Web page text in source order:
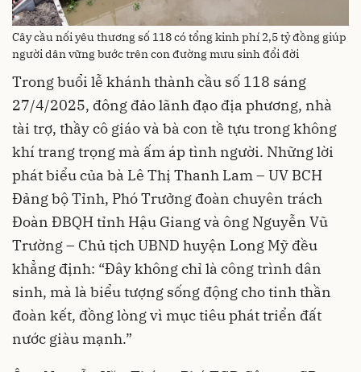
Cây cầu nối yêu thương số 118 có tổng kinh phí 2,5 tỷ đồng giúp
người dân vững bước trên con đường mưu sinh đổi đời
Trong buổi lễ khánh thành cầu số 118 sáng
27/4/2025, đông đảo lãnh đạo địa phương, nhà
tài trợ, thầy cô giáo và bà con tề tựu trong không
khí trang trọng mà ấm áp tình người. Những lời
phát biểu của bà Lê Thị Thanh Lam – UV BCH
Đảng bộ Tỉnh, Phó Trưởng đoàn chuyên trách
Đoàn ĐBQH tỉnh Hậu Giang và ông Nguyễn Vũ
Trường – Chủ tịch UBND huyện Long Mỹ đều
khẳng định: “Đây không chỉ là công trình dân
sinh, mà là biểu tượng sống động cho tinh thần
đoàn kết, đồng lòng vì mục tiêu phát triển đất
nước giàu mạnh.”